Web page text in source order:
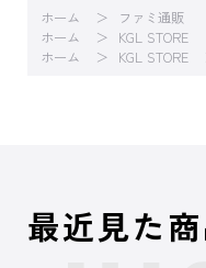
ホーム
ファミ通販
ホーム
KGL STORE
ホーム
KGL STORE
最近見た